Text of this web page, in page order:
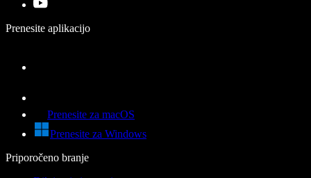
Prenesite aplikacijo
Prenesite za macOS
Prenesite za Windows
Priporočeno branje